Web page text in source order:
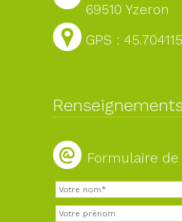
69510 Yzeron
GPS :
Formulaire